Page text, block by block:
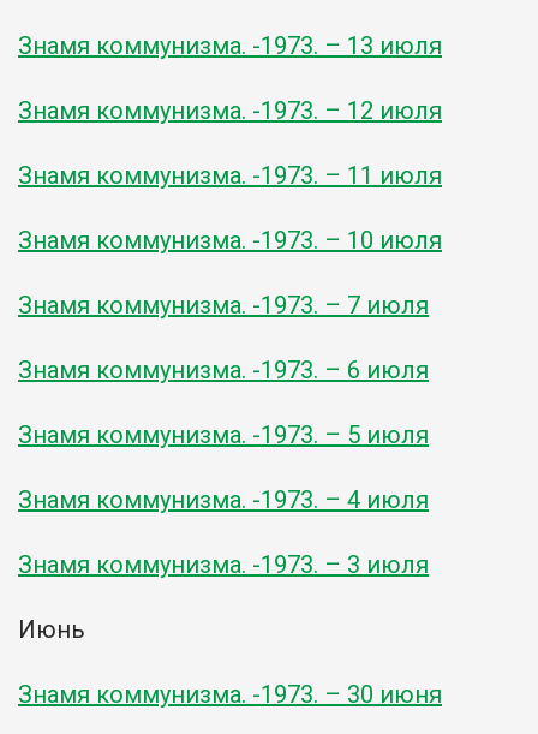
Знамя коммунизма. -1973. – 13 июля
Знамя коммунизма. -1973. – 12 июля
Знамя коммунизма. -1973. – 11 июля
Знамя коммунизма. -1973. – 10 июля
Знамя коммунизма. -1973. – 7 июля
Знамя коммунизма. -1973. – 6 июля
Знамя коммунизма. -1973. – 5 июля
Знамя коммунизма. -1973. – 4 июля
Знамя коммунизма. -1973. – 3 июля
Июнь
Знамя коммунизма. -1973. – 30 июня